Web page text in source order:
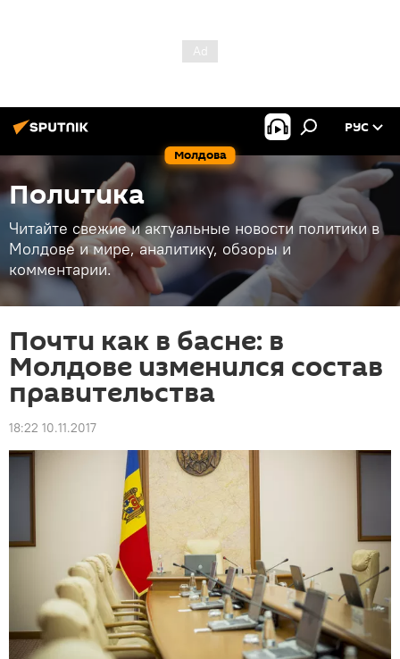
Молдова
РУС
Политика
Читайте свежие и актуальные новости политики в
Молдове и мире, аналитику, обзоры и
комментарии.
Почти как в басне: в
Молдове изменился состав
правительства
18:22 10.11.2017